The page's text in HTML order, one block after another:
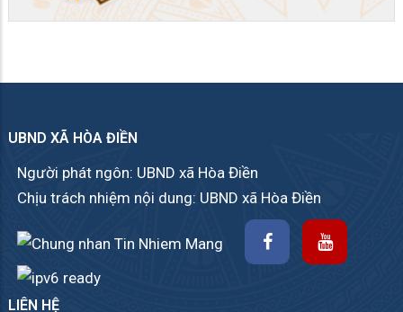
UBND XÃ HÒA ĐIỀN
Người phát ngôn: UBND xã Hòa Điền
Chịu trách nhiệm nội dung: UBND xã Hòa Điền
LIÊN HỆ